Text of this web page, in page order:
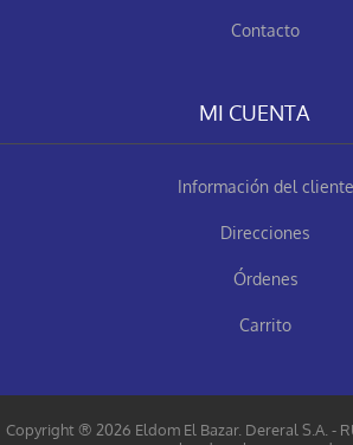
Contacto
MI CUENTA
Información del cliente
Direcciones
Órdenes
Carrito
Copyright ® 2026 Eldom El Bazar. Dereral S.A. -